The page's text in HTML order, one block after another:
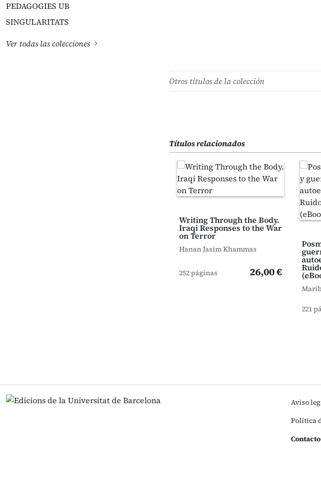
PEDAGOGIES UB
SINGULARITATS
Ver todas las colecciones
Otros títulos de la colección
Títulos relacionados
Writing Through the Body.
Iraqi Responses to the War
on Terror
Hanan Jasim Khammas
252 páginas 26,00 €
221
Aviso
Política
Contacto